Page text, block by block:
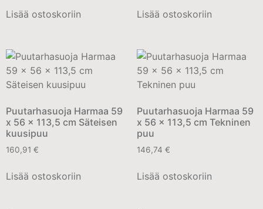
Lisää ostoskoriin Lisää ostoskoriin
Puutarhasuoja Harmaa 59
x 56 x 113,5 cm Säteisen
kuusipuu
160,91 €
Lisää ostoskoriin
Puutarhasuoja Harmaa 59
x 56 x 113,5 cm Tekninen
puu
146,74 €
Lisää ostoskoriin